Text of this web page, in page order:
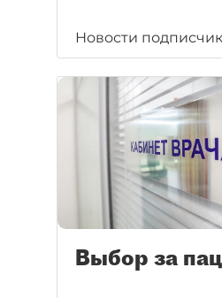
Новости
Выбор за